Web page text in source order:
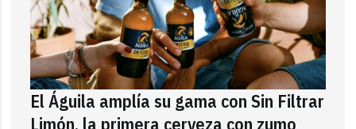
El Águila amplía su gama con Sin Filtrar
Limón, la primera cerveza con zumo